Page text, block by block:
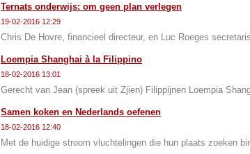
Ternats onderwijs: om geen plan verlegen
19-02-2016 12:29
Chris De Hovre, financieel directeur, en Luc Roeges
Loempia Shanghai à la Filippino
18-02-2016 13:01
Gerecht van Jean (spreek uit Zjien) Filippijnen Loempia
Samen koken en Nederlands oefenen
18-02-2016 12:40
Met de huidige stroom vluchtelingen die hun plaats zoeken